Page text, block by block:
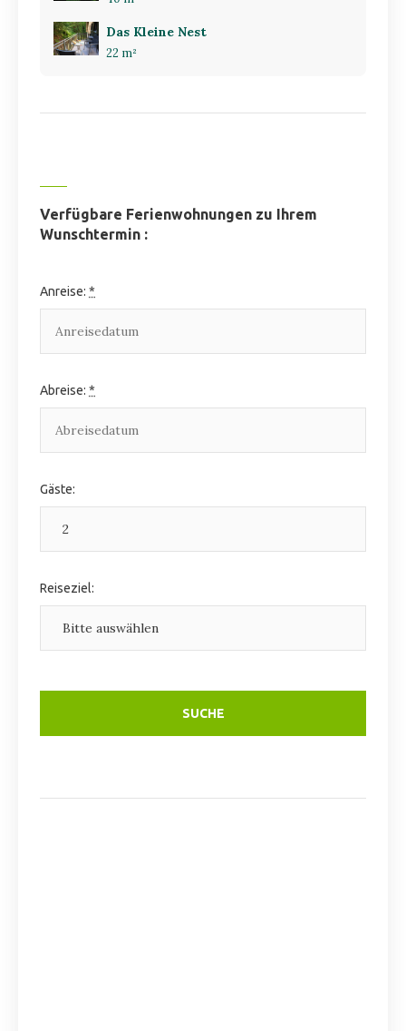
Das Kleine Nest
22 m²
Verfügbare Ferienwohnungen zu Ihrem
Wunschtermin :
Anreise: *
Abreise: *
Gäste:
Reiseziel: